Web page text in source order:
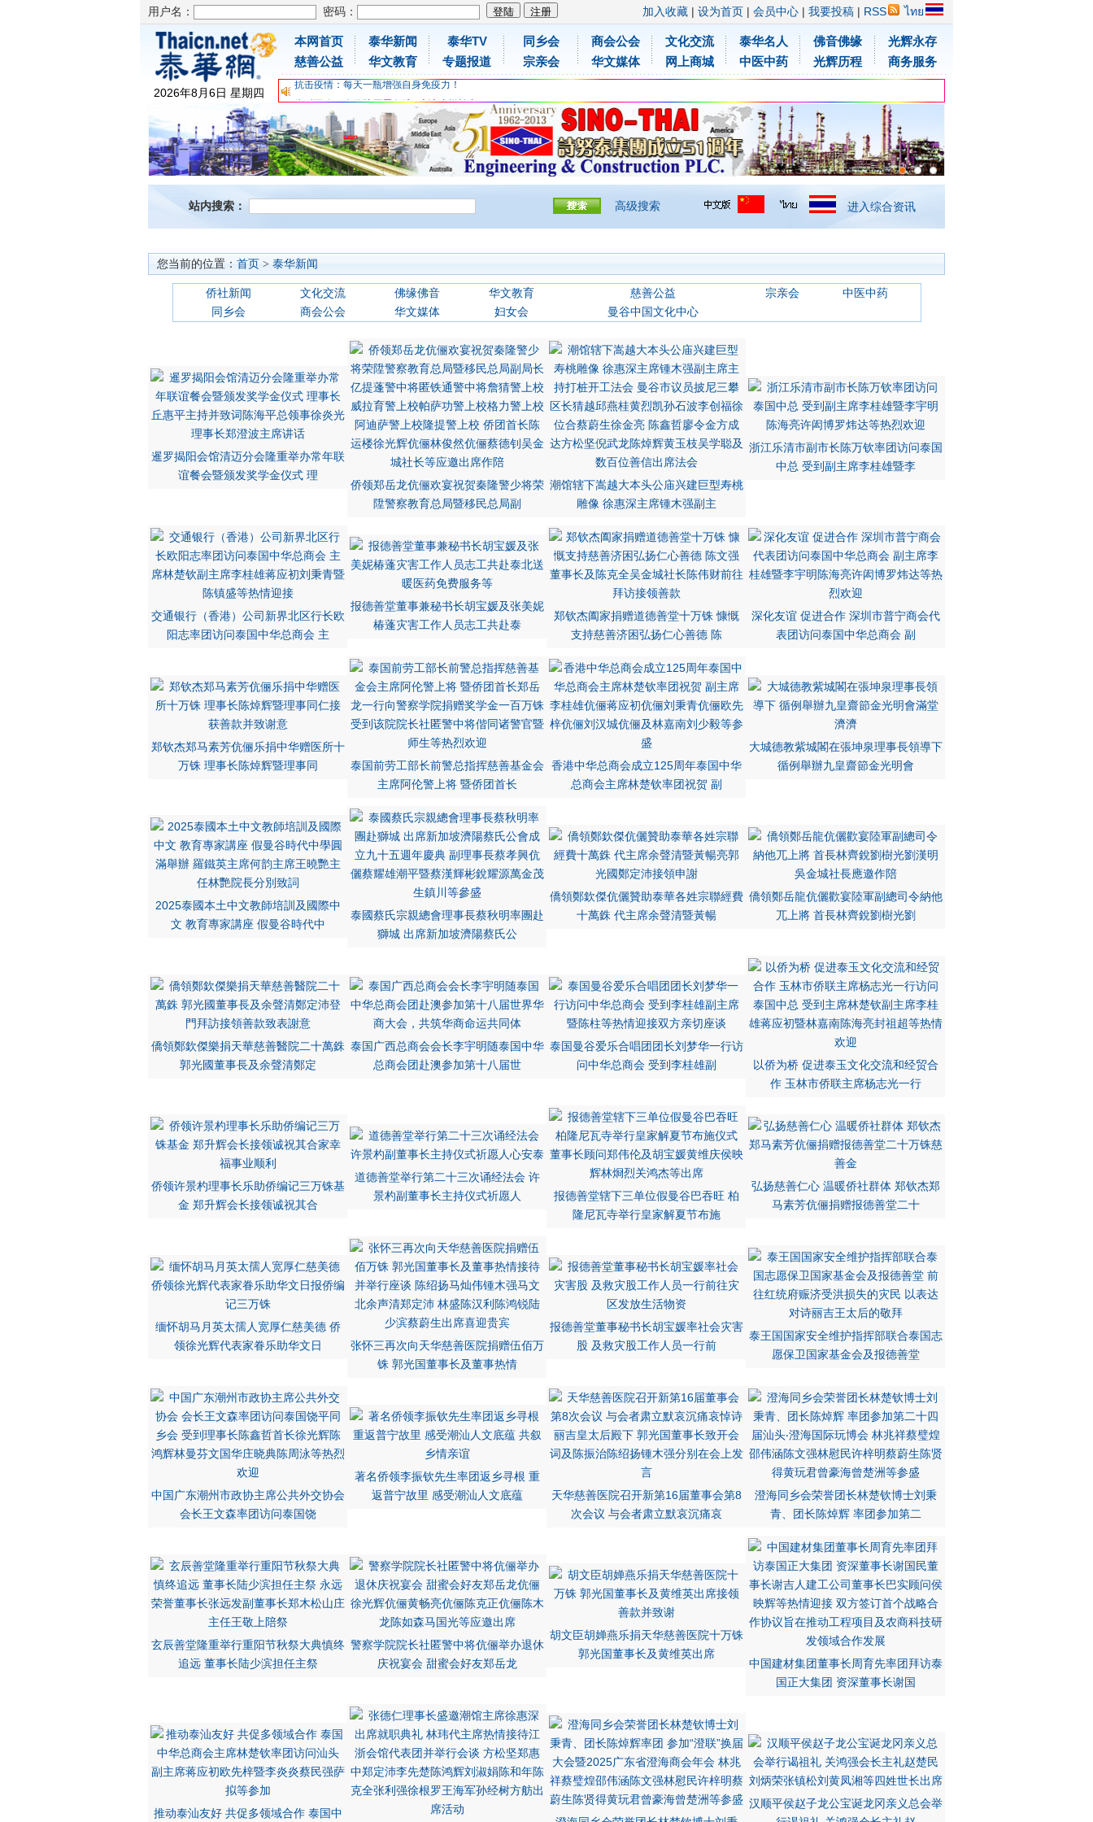
用户名： 密码： 加入收藏 | 设为首页 | 会员中心 | 我要投稿 | RSS ไทย
2026年8月6日 星期四
本网首页
慈善公益
泰华新闻
华文教育
泰华TV
专题报道
同乡会
宗亲会
商会公会
华文媒体
文化交流
网上商城
泰华名人
中医中药
佛音佛缘
光辉历程
光辉永存
商务服务
为时不晚，人体胶原蛋白维C应该这样补充
关爱儿童健康，免费领取日本原装尤妮佳超立体儿童防飞沫口罩
抗击疫情：每天一瓶增强自身免疫力！
为时不晚，人体胶原蛋白维C应该这样补充
关爱儿童健康，免费领取日本原装尤妮佳超立体儿童防飞沫口罩
抗击疫情：每天一瓶增强自身免疫力！
站内搜索： 高级搜索 进入综合资讯
您当前的位置： 首页 > 泰华新闻
侨社新闻 文化交流 佛缘佛音 华文教育 慈善公益 宗亲会
中医中药
同乡会
商会公会 华文媒体 妇女会 曼谷中国文化中心
暹罗揭阳会馆清迈分会隆重举办常年联
谊餐会暨颁发奖学金仪式 理
侨领郑岳龙伉俪欢宴祝贺秦隆警少将荣
陞警察教育总局暨移民总局副
潮馆辖下嵩越大本头公庙兴建巨型寿桃
雕像 徐惠深主席锺木强副主
浙江乐清市副市长陈万钦率团访问泰国
中总 受到副主席李桂雄暨李
交通银行（香港）公司新界北区行长欧
阳志率团访问泰国中华总商会 主
报德善堂董事兼秘书长胡宝媛及张美妮
椿蓬灾害工作人员志工共赴泰
郑钦杰阖家捐赠道德善堂十万铢 慷慨
支持慈善济困弘扬仁心善德 陈
深化友谊 促进合作 深圳市普宁商会代
表团访问泰国中华总商会 副
郑钦杰郑马素芳伉俪乐捐中华赠医所十
万铢 理事长陈焯辉暨理事同
泰国前劳工部长前警总指挥慈善基金会
主席阿伦警上将 暨侨团首长
香港中华总商会成立125周年泰国中华
总商会主席林楚钦率团祝贺 副
大城德教紫城閣在張坤泉理事長領導下
循例舉辦九皇齋節金光明會
2025泰國本土中文教師培訓及國際中
文 教育專家講座 假曼谷時代中
泰國蔡氏宗親總會理事長蔡秋明率團赴
獅城 出席新加坡濟陽蔡氏公
僑領鄭欽傑伉儷贊助泰華各姓宗聯經費
十萬銖 代主席余聲清暨黃暢
僑領鄭岳龍伉儷歡宴陸軍副總司令納他
兀上將 首長林齊銳劉樹光劉
僑領鄭欽傑樂捐天華慈善醫院二十萬銖
郭光國董事長及余聲清鄭定
泰国广西总商会会长李宇明随泰国中华
总商会团赴澳参加第十八届世
泰国曼谷爱乐合唱团团长刘梦华一行访
问中华总商会 受到李桂雄副
以侨为桥 促进泰玉文化交流和经贸合
作 玉林市侨联主席杨志光一行
侨领许景杓理事长乐助侨编记三万铢基
金 郑升辉会长接领诚祝其合
道德善堂举行第二十三次诵经法会 许
景杓副董事长主持仪式祈愿人
报德善堂辖下三单位假曼谷巴吞旺 柏
隆尼瓦寺举行皇家解夏节布施
弘扬慈善仁心 温暖侨社群体 郑钦杰郑
马素芳伉俪捐赠报德善堂二十
缅怀胡马月英太孺人宽厚仁慈美德 侨
领徐光辉代表家眷乐助华文日
张怀三再次向天华慈善医院捐赠伍佰万
铢 郭光国董事长及董事热情
报德善堂董事秘书长胡宝媛率社会灾害
股 及救灾股工作人员一行前
泰王国国家安全维护指挥部联合泰国志
愿保卫国家基金会及报德善堂
中国广东潮州市政协主席公共外交协会
会长王文森率团访问泰国饶
著名侨领李振钦先生率团返乡寻根 重
返普宁故里 感受潮汕人文底蕴
天华慈善医院召开新第16届董事会第8
次会议 与会者肃立默哀沉痛哀
澄海同乡会荣誉团长林楚钦博士刘秉
青、团长陈焯辉 率团参加第二
玄辰善堂隆重举行重阳节秋祭大典慎终
追远 董事长陆少滨担任主祭
警察学院院长社匿警中将伉俪举办退休
庆祝宴会 甜蜜会好友郑岳龙
胡文臣胡婵燕乐捐天华慈善医院十万铢
郭光国董事长及黄维英出席
中国建材集团董事长周育先率团拜访泰
国正大集团 资深董事长谢国
推动泰汕友好 共促多领域合作 泰国中
汉顺平侯赵子龙公宝诞龙冈亲义总会举